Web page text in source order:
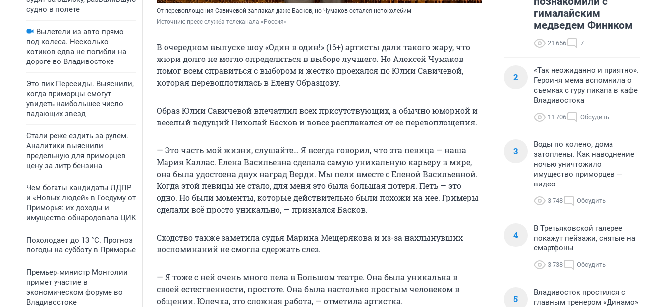
судно в полете
Вылетели из авто прямо
под колеса. Несколько
котиков едва не погибли на
дороге во Владивостоке
Это пик Персеиды. Выяснили,
когда приморцы смогут
увидеть наибольшее число
падающих звезд
Стали реже ездить за рулем.
Аналитики выяснили
предельную для приморцев
цену за литр бензина
Чем богаты кандидаты ЛДПР
и «Новых людей» в Госдуму от
Приморья: их доходы и
имущество обнародовала ЦИК
Похолодает до 13 °C. Прогноз
погоды на субботу в Приморье
Премьер‑министр Монголии
примет участие в
экономическом форуме во
Владивостоке
От перевоплощения Савичевой заплакал даже Басков, но Чумаков остался непоколебим
Источник: пресс-служба телеканала «Россия»
В очередном выпуске шоу «Один в один!» (16+) артисты дали такого жару, что
жюри долго не могло определиться в выборе лучшего. Но Алексей Чумаков
помог всем справиться с выбором и жестко проехался по Юлии Савичевой,
которая перевоплотилась в Елену Образцову.
Образ Юлии Савичевой впечатлил всех присутствующих, а обычно юморной и
веселый ведущий Николай Басков и вовсе расплакался от ее перевоплощения.
— Это часть мой жизни, слушайте… Я всегда говорил, что эта певица — наша
Мария Каллас. Елена Васильевна сделала самую уникальную карьеру в мире,
она была удостоена двух наград Верди. Мы пели вместе с Еленой Васильевной.
Когда этой певицы не стало, для меня это была большая потеря. Петь — это
одно. Но были моменты, которые действительно были похожи на нее. Гримеры
сделали всё просто уникально, — признался Басков.
Сходство также заметила судья Марина Мещерякова и из-за нахлынувших
воспоминаний не смогла сдержать слез.
— Я тоже с ней очень много пела в Большом театре. Она была уникальна в
своей естественности, простоте. Она была настолько простым человеком в
общении. Юлечка, это сложная работа, — отметила артистка.
гималайским
медведем Фиником
21 656 7
2
«Так неожиданно и приятно».
Героиня мема вспомнила о
съемках с гуру пикапа в кафе
Владивостока
11 706 Обсудить
3
Воды по колено, дома
затоплены. Как наводнение
ночью уничтожило
имущество приморцев —
видео
3 748 Обсудить
4
В Третьяковской галерее
покажут пейзажи, снятые на
смартфоны
3 738 Обсудить
5
Владивосток простился с
главным тренером «Динамо»